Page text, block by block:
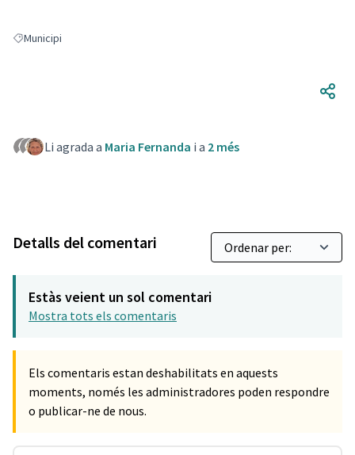
Resultats en filtrar per: Municipi
Municipi
Li agrada a Maria Fernanda i a 2 més
Detalls del comentari
Estàs veient un sol comentari
Mostra tots els comentaris
Els comentaris estan deshabilitats en aquests
moments, només les administradores poden respondre
o publicar-ne de nous.